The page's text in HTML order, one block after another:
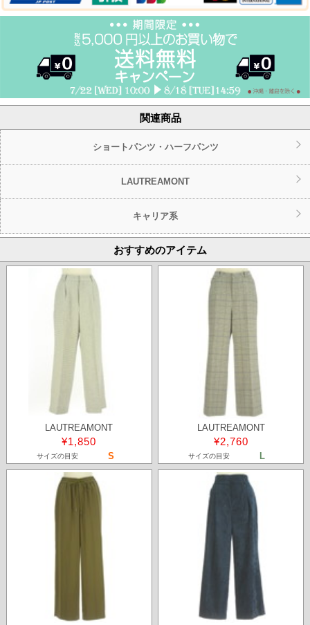
関連商品
ショートパンツ・ハーフパンツ
LAUTREAMONT
キャリア系
おすすめのアイテム
LAUTREAMONT
¥1,850
サイズの目安 S
LAUTREAMONT
¥2,760
サイズの目安 L